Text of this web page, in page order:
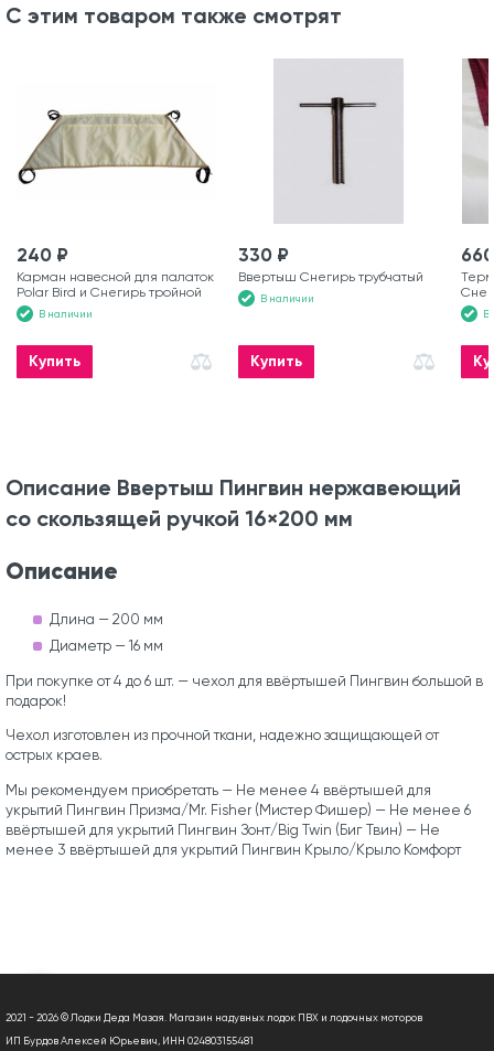
С этим товаром также смотрят
240 ₽
Карман навесной для палаток
Polar Bird и Снегирь тройной
В наличии
Купить
330 ₽
Ввертыш Снегирь трубчатый
В наличии
Купить
мм В
Описание Ввертыш Пингвин нержавеющий
со скользящей ручкой 16×200 мм
Описание
Длина — 200 мм
Диаметр — 16 мм
При покупке от 4 до 6 шт. — чехол для ввёртышей Пингвин большой в
подарок!
Чехол изготовлен из прочной ткани, надежно защищающей от
острых краев.
Мы рекомендуем приобретать — Не менее 4 ввёртышей для
укрытий Пингвин Призма/Mr. Fisher (Мистер Фишер) — Не менее 6
ввёртышей для укрытий Пингвин Зонт/Big Twin (Биг Твин) — Не
менее 3 ввёртышей для укрытий Пингвин Крыло/Крыло Комфорт
2021 - 2026 © Лодки Деда Мазая. Магазин надувных лодок ПВХ и лодочных моторов
ИП Бурдов Алексей Юрьевич, ИНН 024803155481